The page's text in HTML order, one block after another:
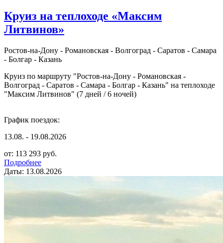
Круиз на теплоходе «Максим
Литвинов»
Ростов-на-Дону - Романовская - Волгоград - Саратов - Самара
- Болгар - Казань
Круиз по маршруту "Ростов-на-Дону - Романовская -
Волгоград - Саратов - Самара - Болгар - Казань" на теплоходе
"Максим Литвинов" (7 дней / 6 ночей)
График поездок:
13.08. - 19.08.2026
от: 113 293 руб.
Подробнее
Даты: 13.08.2026